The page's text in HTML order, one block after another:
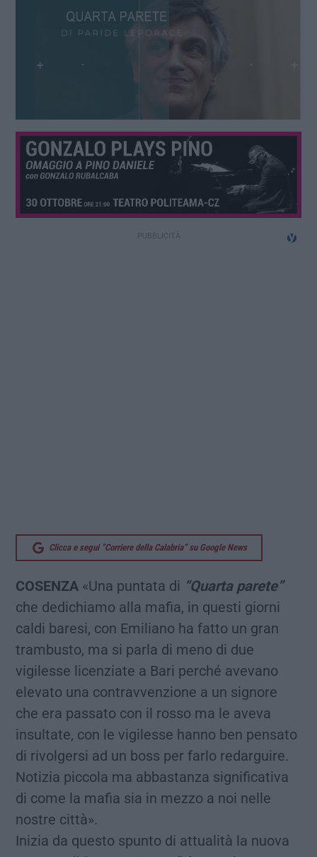
Clicca e segui “Corriere della Calabria” su Google News
COSENZA «Una puntata di “Quarta parete”
che dedichiamo alla mafia, in questi giorni
caldi baresi, con Emiliano ha fatto un gran
trambusto, ma si parla di meno di due
vigilesse licenziate a Bari perché avevano
elevato una contravvenzione a un signore
che era passato con il rosso ma le aveva
insultate, con le vigilesse hanno ben pensato
di rivolgersi ad un boss per farlo redarguire.
Notizia piccola ma abbastanza significativa
di come la mafia sia in mezzo a noi nelle
nostre città».
Inizia da questo spunto di attualità la nuova